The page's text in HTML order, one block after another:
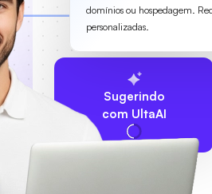
domínios ou hospedagem.
personalizadas.
Sugerindo
com UltaAI